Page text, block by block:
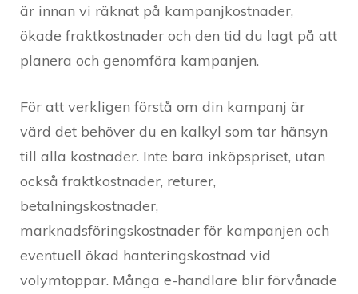
är innan vi räknat på kampanjkostnader,
ökade fraktkostnader och den tid du lagt på att
planera och genomföra kampanjen.
För att verkligen förstå om din kampanj är
värd det behöver du en kalkyl som tar hänsyn
till alla kostnader. Inte bara inköpspriset, utan
också fraktkostnader, returer,
betalningskostnader,
marknadsföringskostnader för kampanjen och
eventuell ökad hanteringskostnad vid
volymtoppar. Många e-handlare blir förvånade